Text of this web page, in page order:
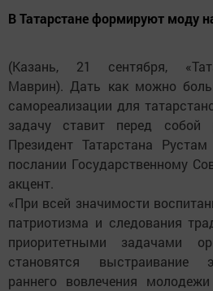
В Татарстане формируют моду
(Казань, 21 сентября,
Маврин). Дать как можно
самореализации для
задачу ставит перед собой
Президент Татарстана
послании Государственному
акцент.
«При всей значимости
патриотизма и следования
приоритетными задачами
становятся выстраивание
раннего вовлечения